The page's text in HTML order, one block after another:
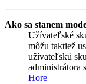
Ako sa stanem
Užívateľské
môžu taktiež
užívateľskú
administrátora
Hore